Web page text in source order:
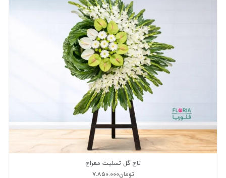
تاج گل تسلیت معراج
تومان۷.۸۵۰.۰۰۰